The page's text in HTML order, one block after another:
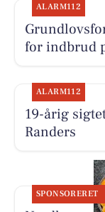
ALARM112
for indbrud
ALARM112
19-årig
Randers
SPONSORERET